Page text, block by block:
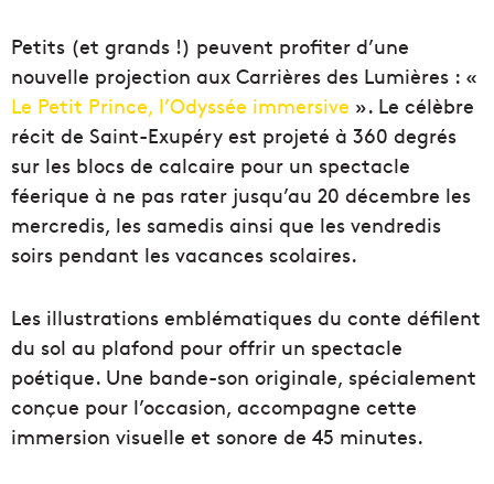
Petits (et grands !) peuvent profiter d’une
nouvelle projection aux Carrières des Lumières : «
Le Petit Prince, l’Odyssée immersive ». Le célèbre
récit de Saint-Exupéry est projeté à 360 degrés
sur les blocs de calcaire pour un spectacle
féerique à ne pas rater jusqu’au 20 décembre les
mercredis, les samedis ainsi que les vendredis
soirs pendant les vacances scolaires.
Les illustrations emblématiques du conte défilent
du sol au plafond pour offrir un spectacle
poétique. Une bande-son originale, spécialement
conçue pour l’occasion, accompagne cette
immersion visuelle et sonore de 45 minutes.